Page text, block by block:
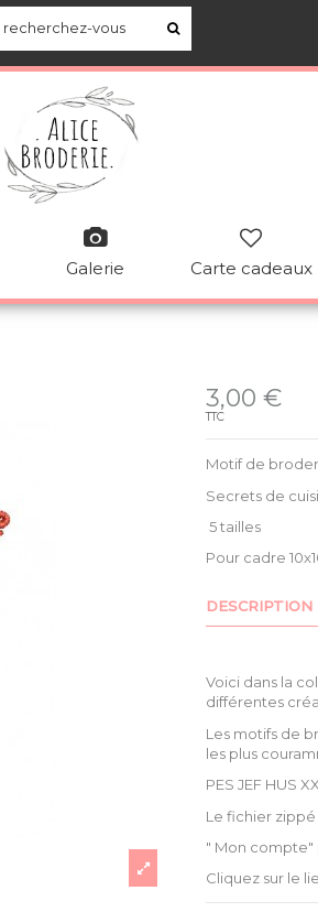
Galerie Carte cadeaux
3,00 €
TTC
Motif de
Secrets de
5 tailles
Pour cadre
DESCRIPTION
Voici dans la
différentes
Les motifs de
les plus
PES JEF HUS
Le fichier
" Mon compte"
Cliquez sur le